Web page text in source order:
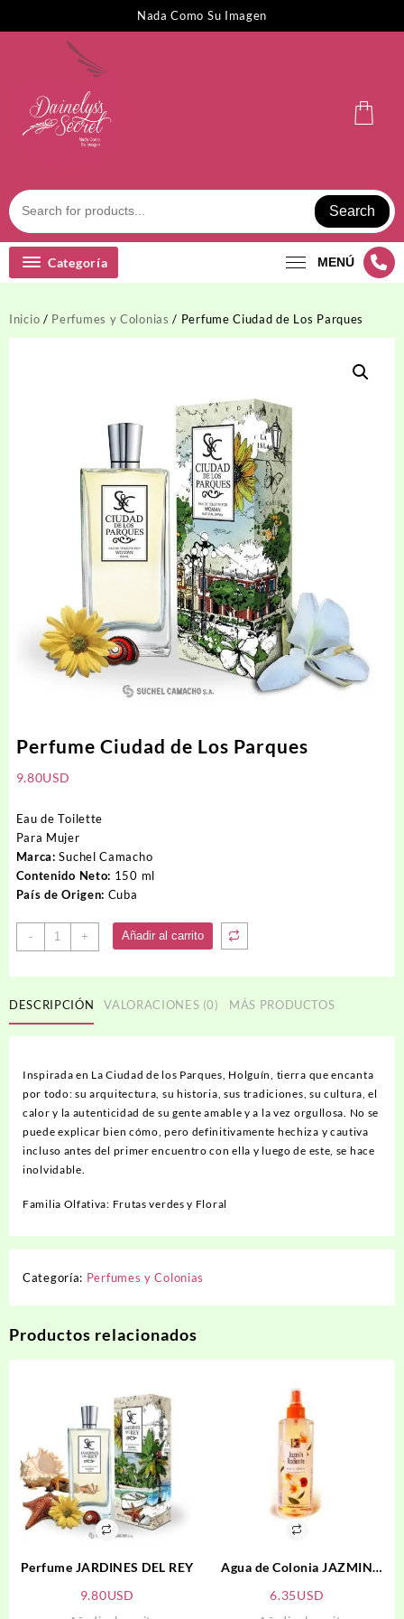
Nada Como Su Imagen
Search
Categoría MENÚ
Inicio / Perfumes y Colonias / Perfume Ciudad de Los Parques
Perfume Ciudad de Los Parques
9.80USD
Eau de Toilette
Para Mujer
Marca: Suchel Camacho
Contenido Neto: 150 ml
País de Origen: Cuba
-
Perfume
Ciudad
Parques
cantidad
+ Añadir al carrito
DESCRIPCIÓN VALORACIONES (0) MÁS PRODUCTOS
Inspirada en La Ciudad de los Parques, Holguín, tierra que encanta
por todo: su arquitectura, su historia, sus tradiciones, su cultura, el
calor y la autenticidad de su gente amable y a la vez orgullosa. No se
puede explicar bien cómo, pero definitivamente hechiza y cautiva
incluso antes del primer encuentro con ella y luego de este, se hace
inolvidable.
Familia Olfativa: Frutas verdes y Floral
Categoría: Perfumes y Colonias
Productos relacionados
Perfume JARDINES DEL REY
9.80USD
Agua de Colonia JAZMIN
6.35USD